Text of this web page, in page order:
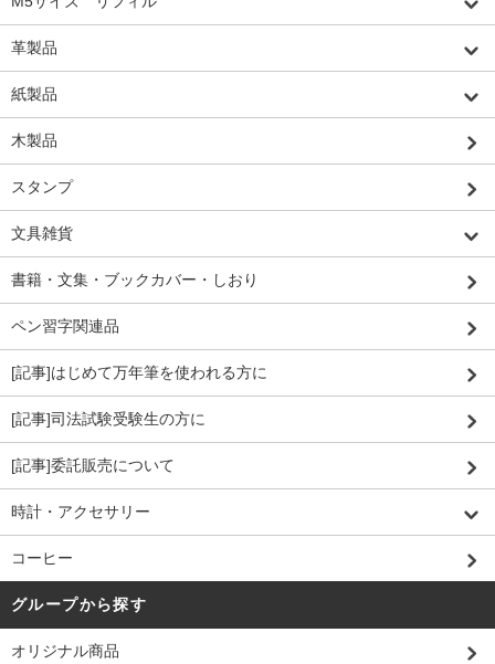
革製品
紙製品
木製品
スタンプ
文具雑貨
書籍・文集・ブックカバー・しおり
ペン習字関連品
[記事]はじめて万年筆を使われる方に
[記事]司法試験受験生の方に
[記事]委託販売について
時計・アクセサリー
コーヒー
グループから探す
オリジナル商品